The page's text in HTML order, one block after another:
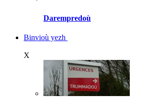
Darempredoù
Binvioù yezh
X